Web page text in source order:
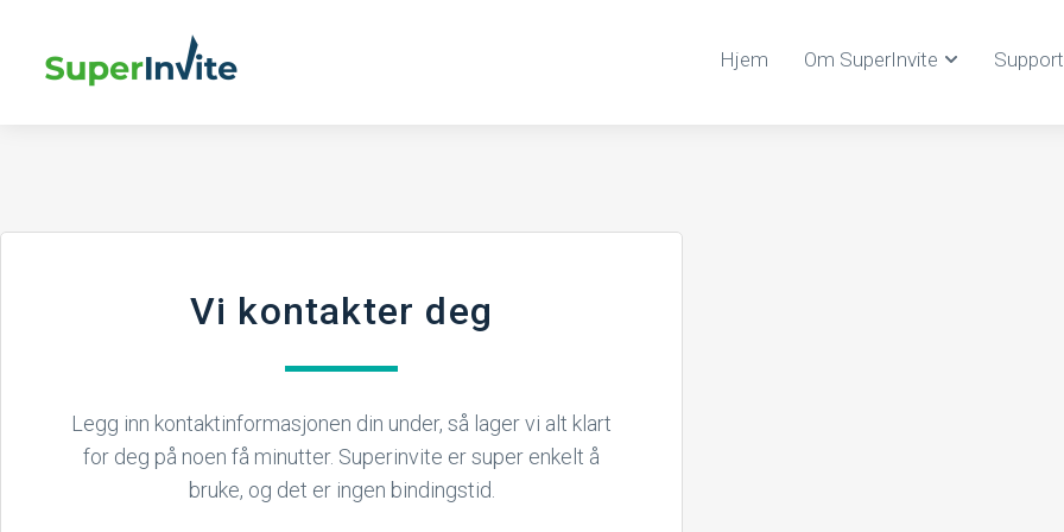
Hjem Om SuperInvite Support
Vi kontakter deg
Legg inn kontaktinformasjonen din under, så lager vi alt klart
for deg på noen få minutter. Superinvite er super enkelt å
bruke, og det er ingen bindingstid.